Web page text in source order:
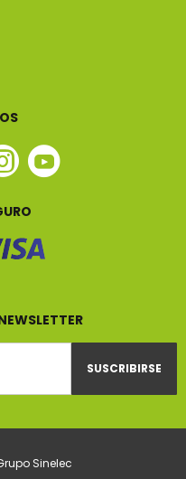
Instagram
Youtube
SUSCRIBIRSE
Sinelec